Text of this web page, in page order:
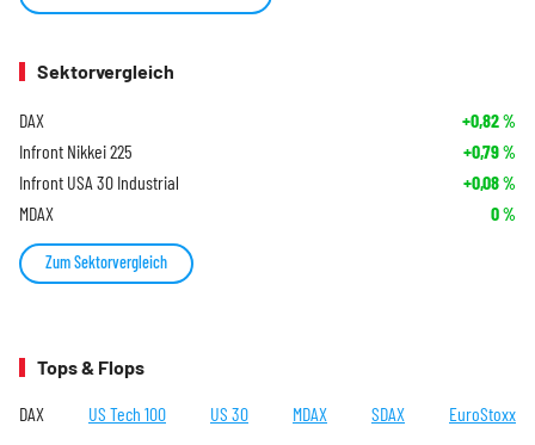
Sektorvergleich
DAX +0,82%
Infront Nikkei 225 +0,79%
Infront USA 30 Industrial +0,08%
MDAX 0%
Zum Sektorvergleich
Tops & Flops
DAX US Tech 100 US 30 MDAX SDAX EuroStoxx